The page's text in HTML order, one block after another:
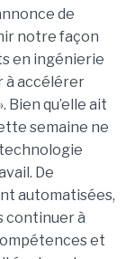
de
notre façon
en ingénierie
à accélérer
Bien qu’elle ait
semaine ne
De
automatisées,
continuer à
et